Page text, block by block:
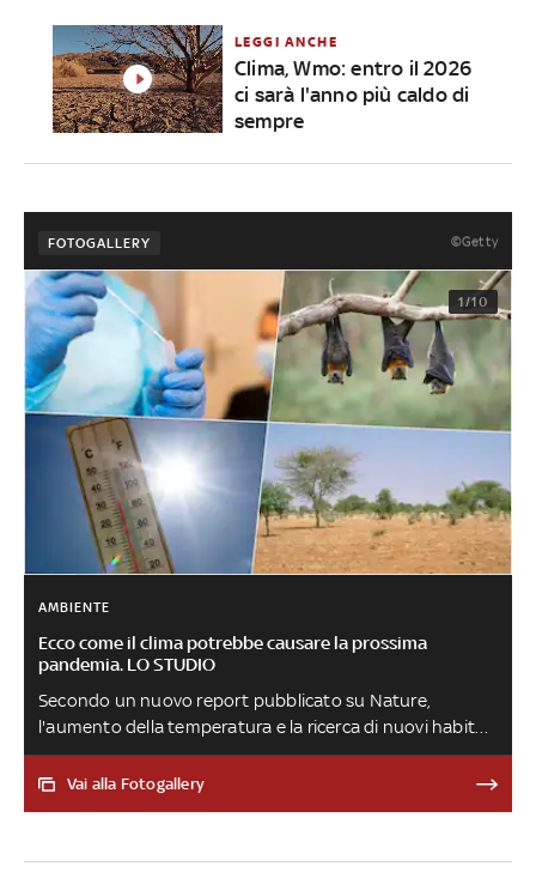
LEGGI ANCHE
Clima, Wmo: entro il 2026
ci sarà l'anno più caldo di
sempre
FOTOGALLERY ©Getty
1/10
AMBIENTE
Ecco come il clima potrebbe causare la prossima
pandemia. LO STUDIO
Secondo un nuovo report pubblicato su Nature,
l'aumento della temperatura e la ricerca di nuovi habitat
più miti da parte degli animali causerà un aumento della
trasmissione di virus ponendo un serio rischio anche per
sempre più importante agire sul fronte della
Vai alla Fotogallery